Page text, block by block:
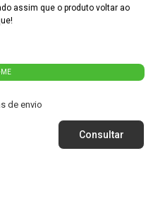
assim que o produto voltar ao
de envio